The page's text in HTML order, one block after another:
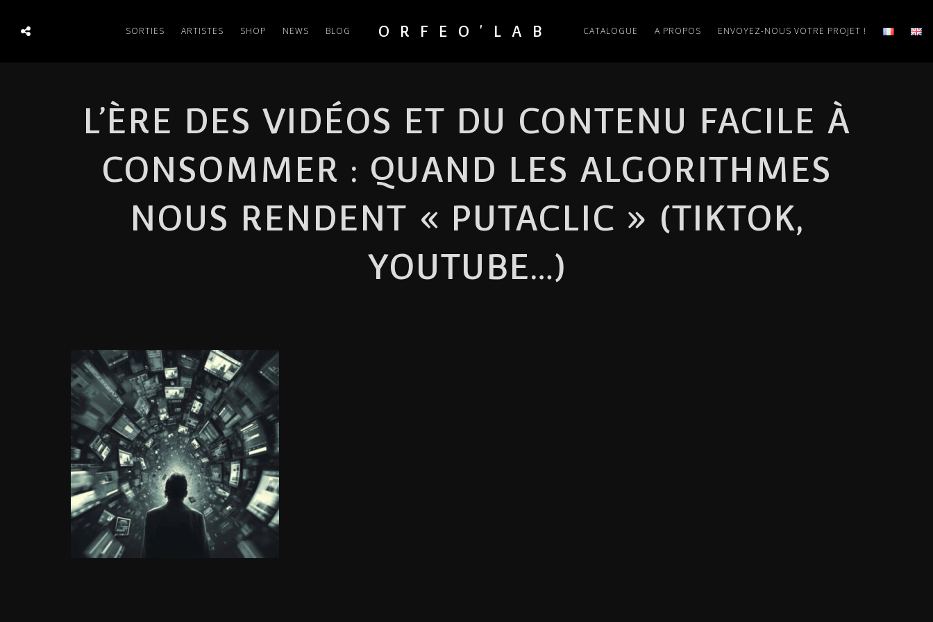
SORTIES ARTISTES SHOP NEWS BLOG ORFEO'LAB CATALOGUE A PROPOS ENVOYEZ-NOUS VOTRE PROJET !
L’ÈRE DES VIDÉOS ET DU CONTENU FACILE À
CONSOMMER : QUAND LES ALGORITHMES
NOUS RENDENT « PUTACLIC » (TIKTOK,
YOUTUBE…)